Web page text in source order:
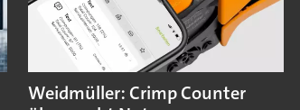
Weidmüller: Crimp Counter